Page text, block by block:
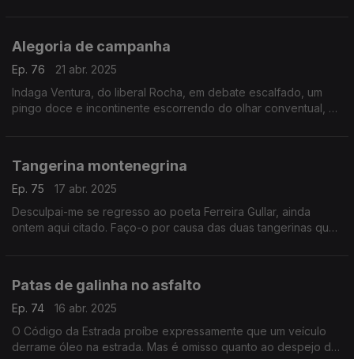
Alegoria de campanha
Ep. 76
21 abr. 2025
Indaga Ventura, do liberal Rocha, em debate escalfado, um
pingo doce e incontinente escorrendo do olhar conventual, o
Tangerina montenegrina
Ep. 75
17 abr. 2025
Desculpai-me se regresso ao poeta Ferreira Gullar, ainda
ontem aqui citado. Faço-o por causa das duas tangerinas que
Patas de galinha no asfalto
Ep. 74
16 abr. 2025
O Código da Estrada proíbe expressamente que um veículo
derrame óleo na estrada. Mas é omisso quanto ao despejo de